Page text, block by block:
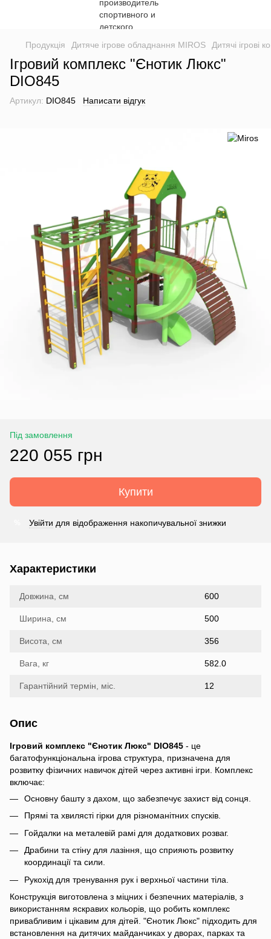
Продукція Дитяче ігрове обладнання MIROS Дитячі ігрові
Ігровий комплекс "Єнотик Люкс"
DIO845
Артикул: DIO845 Написати відгук
Під замовлення
220 055 грн
Купити
Увійти для відображення накопичувальної знижки
Характеристики
Довжина, см 600
Ширина, см 500
Висота, см 356
Вага, кг 582.0
Гарантійний термін, міс. 12
Опис
Ігровий комплекс "Єнотик Люкс" DIO845 - це
багатофункціональна ігрова структура, призначена для
розвитку фізичних навичок дітей через активні ігри. Комплекс
включає:
Основну башту з дахом, що забезпечує захист від сонця.
Прямі та хвилясті гірки для різноманітних спусків.
Гойдалки на металевій рамі для додаткових розваг.
Драбини та стіну для лазіння, що сприяють розвитку
координації та сили.
Рукохід для тренування рук і верхньої частини тіла.
Конструкція виготовлена з міцних і безпечних матеріалів, з
використанням яскравих кольорів, що робить комплекс
привабливим і цікавим для дітей. "Єнотик Люкс" підходить для
встановлення на дитячих майданчиках у дворах, парках та